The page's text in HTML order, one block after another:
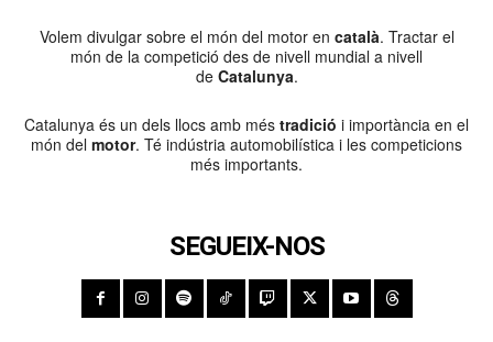
Volem divulgar sobre el món del motor en català. Tractar el
món de la competició des de nivell mundial a nivell
de Catalunya.
Catalunya és un dels llocs amb més tradició i importància en el
món del motor. Té indústria automobilística i les competicions
més importants.
SEGUEIX-NOS